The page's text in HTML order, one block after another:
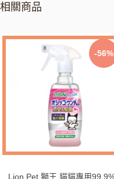
相關商品
-56%
Lion Pet 獅王 貓貓專用